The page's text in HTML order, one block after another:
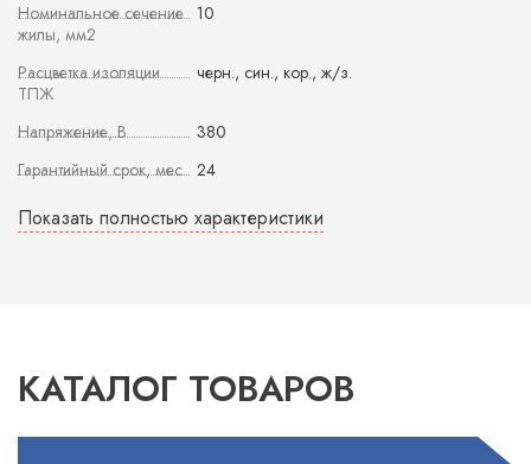
Номинальное сечение
жилы, мм2
10
Расцветка изоляции
ТПЖ
черн., син., кор., ж/з.
Напряжение, В
380
Гарантийный срок, мес 24
Показать полностью характеристики
КАТАЛОГ ТОВАРОВ